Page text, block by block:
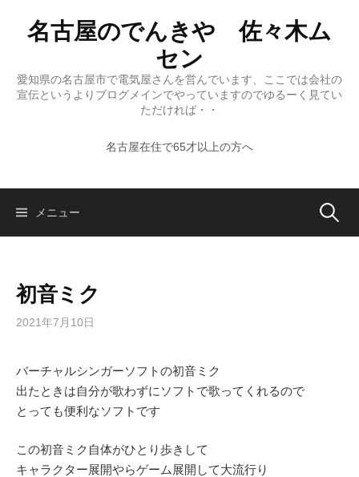
プ
名古屋のでんきや 佐々木ム
セン
愛知県の名古屋市で電気屋さんを営んでいます、ここでは会社の
宣伝というよりブログメインでやっていますのでゆるーく見てい
ただければ・・
名古屋在住で65才以上の方へ
メニュー 検
初音ミク
2021年7月10日
バーチャルシンガーソフトの初音ミク
出たときは自分が歌わずにソフトで歌ってくれるので
とっても便利なソフトです
この初音ミク自体がひとり歩きして
キャラクター展開やらゲーム展開して大流行り